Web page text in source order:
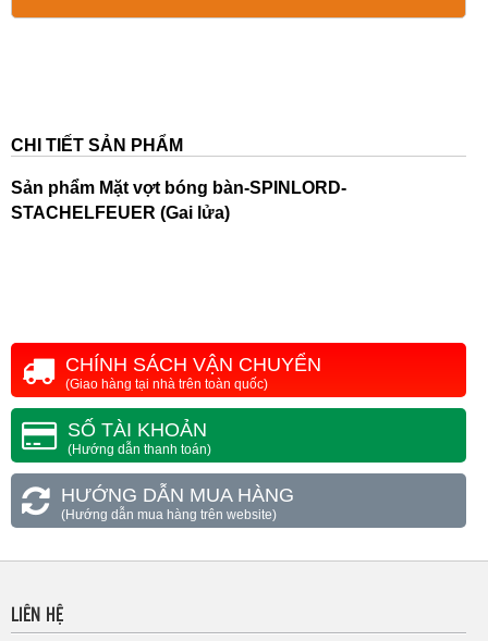
CHI TIẾT SẢN PHẨM
Sản phẩm Mặt vợt bóng bàn-SPINLORD-
STACHELFEUER (Gai lửa)
CHÍNH SÁCH VẬN CHUYỂN
(Giao hàng tại nhà trên toàn quốc)
SỐ TÀI KHOẢN
(Hướng dẫn thanh toán)
HƯỚNG DẪN MUA HÀNG
(Hướng dẫn mua hàng trên website)
LIÊN HỆ